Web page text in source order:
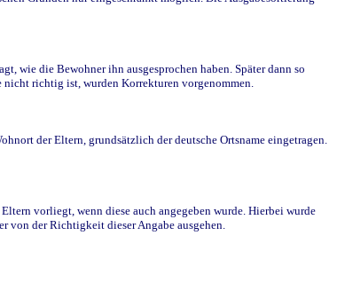
wie die Bewohner ihn ausgesprochen haben. Später dann so
richtig ist, wurden Korrekturen vorgenommen.
der Eltern, grundsätzlich der deutsche Ortsname eingetragen.
vorliegt, wenn diese auch angegeben wurde. Hierbei wurde
von der Richtigkeit dieser Angabe ausgehen.